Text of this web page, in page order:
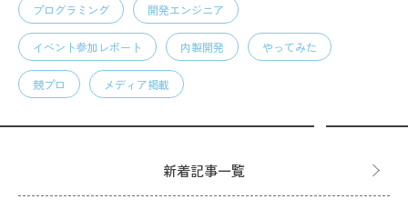
プログラミング 開発エンジニア
イベント参加レポート 内製開発 やってみた
競プロ メディア掲載
新着記事一覧